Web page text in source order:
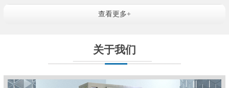
查看更多+
关于我们